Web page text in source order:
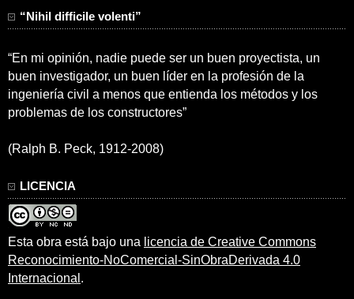
“Nihil difficile volenti”
“En mi opinión, nadie puede ser un buen proyectista, un
buen investigador, un buen líder en la profesión de la
ingeniería civil a menos que entienda los métodos y los
problemas de los constructores”
(Ralph B. Peck, 1912-2008)
LICENCIA
Esta obra está bajo una licencia de Creative Commons
Reconocimiento-NoComercial-SinObraDerivada 4.0
Internacional .